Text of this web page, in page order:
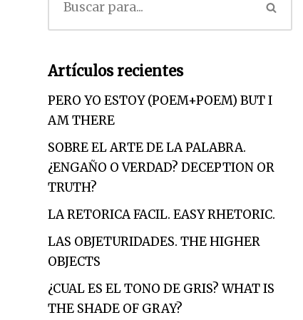
Artículos recientes
PERO YO ESTOY (POEM+POEM) BUT I
AM THERE
SOBRE EL ARTE DE LA PALABRA.
¿ENGAÑO O VERDAD? DECEPTION OR
TRUTH?
LA RETORICA FACIL. EASY RHETORIC.
LAS OBJETURIDADES. THE HIGHER
OBJECTS
¿CUAL ES EL TONO DE GRIS? WHAT IS
THE SHADE OF GRAY?